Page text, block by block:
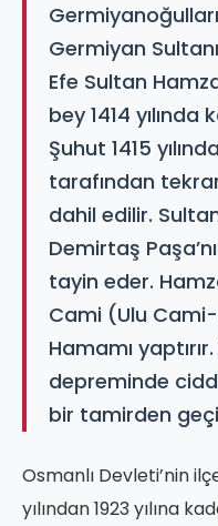
Germiyan
Efe Sultan
bey 1414 yılında
Şuhut 1415
tarafından
dahil edilir.
Demirtaş
tayin eder.
Cami (Ulu
Hamamı
depreminde
bir tamirden
Osmanlı Devleti’nin
yılından 1923 yılına